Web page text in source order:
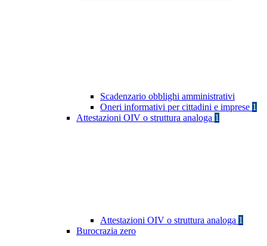
Scadenzario obblighi amministrativi
Oneri informativi per cittadini e imprese 1
Attestazioni OIV o struttura analoga 1
Attestazioni OIV o struttura analoga 1
Burocrazia zero